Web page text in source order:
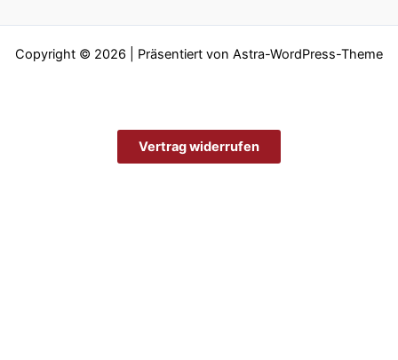
Copyright © 2026 | Präsentiert von Astra-WordPress-Theme
Vertrag widerrufen